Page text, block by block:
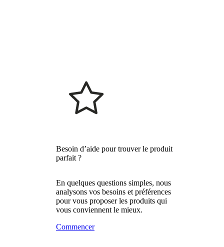
Besoin d’aide pour trouver le produit
parfait ?
En quelques questions simples, nous
analysons vos besoins et préférences
pour vous proposer les produits qui
vous conviennent le mieux.
Commencer